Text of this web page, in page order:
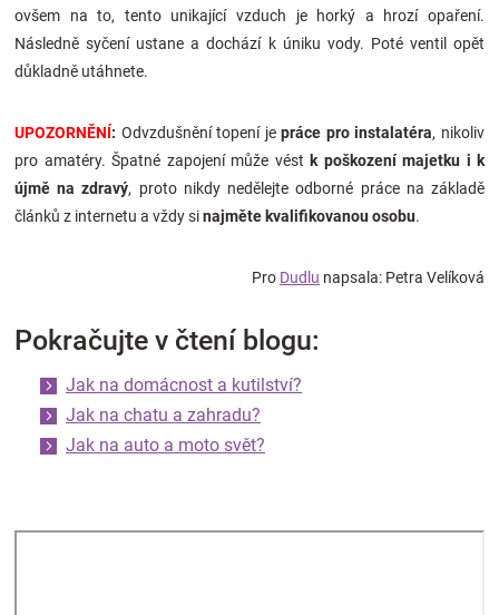
ovšem na to, tento unikající vzduch je horký a hrozí opaření.
Následně syčení ustane a dochází k úniku vody. Poté ventil opět
důkladně utáhnete.
UPOZORNĚNÍ: Odvzdušnění topení jepráce pro instalatéra, nikoliv
pro amatéry. Špatné zapojení může vést k poškození majetku i k
újmě na zdravý, proto nikdy nedělejte odborné práce na základě
článků z internetu a vždy sinajměte kvalifikovanou osobu.
Pro Dudlu napsala: Petra Velíková
Pokračujte v čtení blogu:
Jak na domácnost a kutilství?
Jak na chatu a zahradu?
Jak na auto a moto svět?